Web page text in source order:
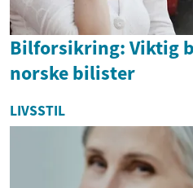
Bilforsikring: Viktig
norske bilister
LIVSSTIL